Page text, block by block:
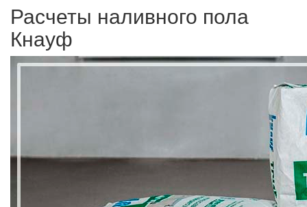
Расчеты наливного пола
Кнауф